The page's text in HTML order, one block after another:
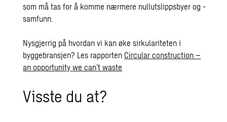
som må tas for å komme nærmere nullutslippsbyer og -
samfunn.
Nysgjerrig på hvordan vi kan øke sirkulariteten i
byggebransjen? Les rapporten Circular construction –
an opportunity we can’t waste
Visste du at?